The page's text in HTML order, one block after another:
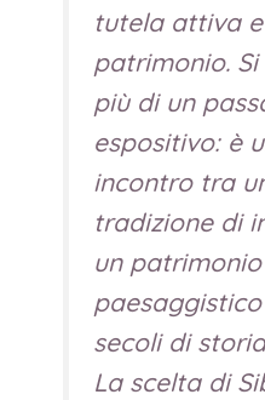
tutela attiva
patrimonio.
più di un
espositivo: è
incontro tra
tradizione di
un
secoli di
La scelta di